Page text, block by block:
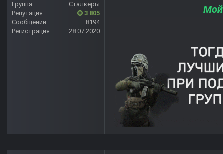
Группа
Сталкеры
Репутация
3 805
Сообщений
8194
Регистрация
28.07.2020